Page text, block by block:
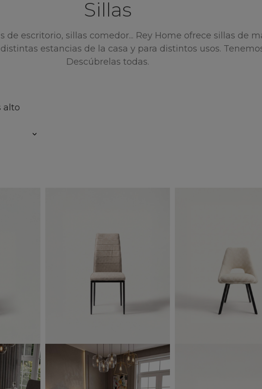
Sillas
de escritorio, sillas comedor... Rey Home ofrece sillas de
estancias de la casa y para distintos usos.
Descúbrelas todas.
alto